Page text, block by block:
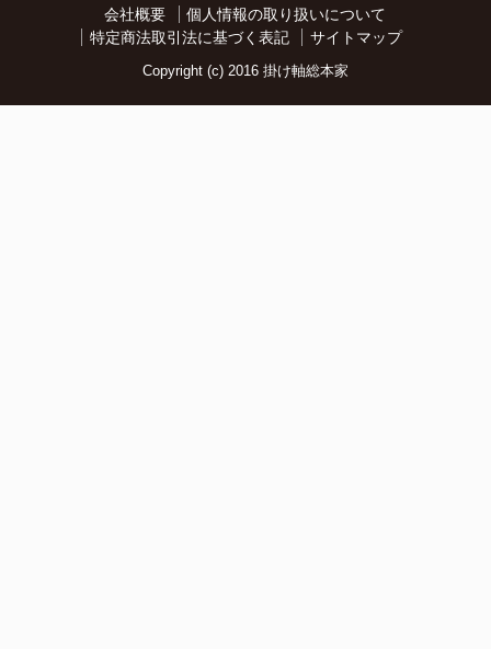
会社概要
個人情報の取り扱いについて
特定商法取引法に基づく表記
サイトマップ
Copyright (c) 2016 掛け軸総本家